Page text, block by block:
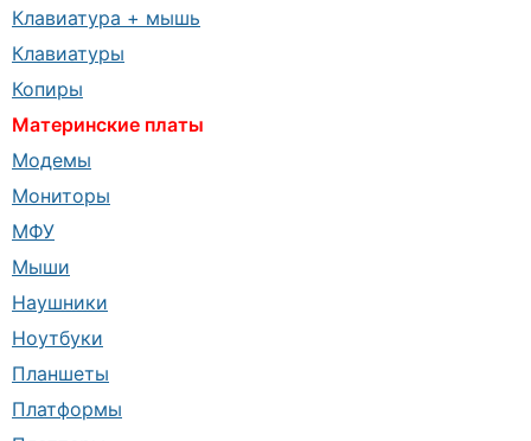
Клавиатура + мышь
Клавиатуры
Копиры
Материнские платы
Модемы
Мониторы
МФУ
Мыши
Наушники
Ноутбуки
Планшеты
Платформы